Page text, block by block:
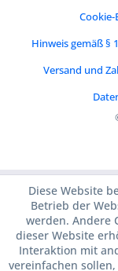
Cookie-
Hinweis gemäß §
Versand und
Diese Website
Betrieb der
werden. Andere
dieser Website
Interaktion mit
vereinfachen